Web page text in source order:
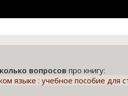
вопросов про книгу:
языке : учебное пособие для